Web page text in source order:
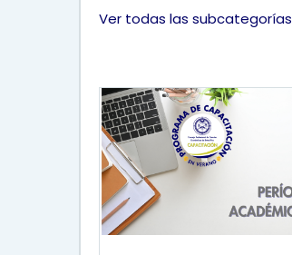
Ver todas las subcategorías